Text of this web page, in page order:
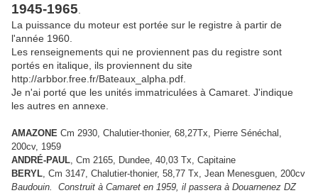
1945-1965
La puissance du moteur est portée sur le registre à partir de
l'année 1960.
Les renseignements qui ne proviennent pas du registre sont
portés en italique, ils proviennent du site
http://arbbor.free.fr/Bateaux_alpha.pdf.
Je n'ai porté que les unités immatriculées à Camaret. J'indique
les autres en annexe.
AMAZONE Cm 2930, Chalutier-thonier, 68,27Tx, Pierre Sénéchal,
200cv, 1959
ANDRÉ-PAUL, Cm 2165, Dundee, 40,03 Tx, Capitaine
BERYL, Cm 3147, Chalutier-thonier, 58,77 Tx, Jean Menesguen, 200cv
Baudouin. Construit à Camaret en 1959, il passera à Douarnenez DZ